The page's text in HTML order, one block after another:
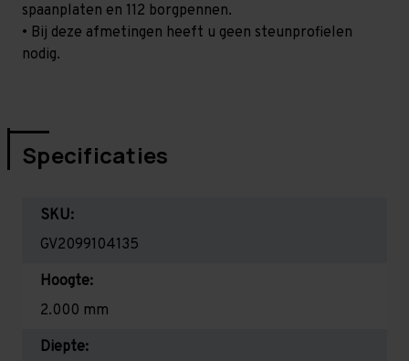
spaanplaten en 112 borgpennen.
• Bij deze afmetingen heeft u geen steunprofielen
nodig.
Specificaties
SKU:
GV2099104135
Hoogte:
2.000 mm
Diepte: